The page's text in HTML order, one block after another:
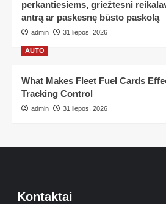
perkantiesiems, griežtesni
antrą ar paskesnę būsto paskolą
admin 31 liepos, 2026
AUTO
What Makes Fleet Fuel Cards
Tracking Control
admin 31 liepos, 2026
Kontaktai